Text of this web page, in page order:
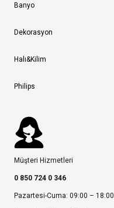
Banyo
Dekorasyon
Halı&Kilim
Philips
Müşteri Hizmetleri
0 850 724 0 346
Pazartesi-Cuma: 09:00 – 18:00